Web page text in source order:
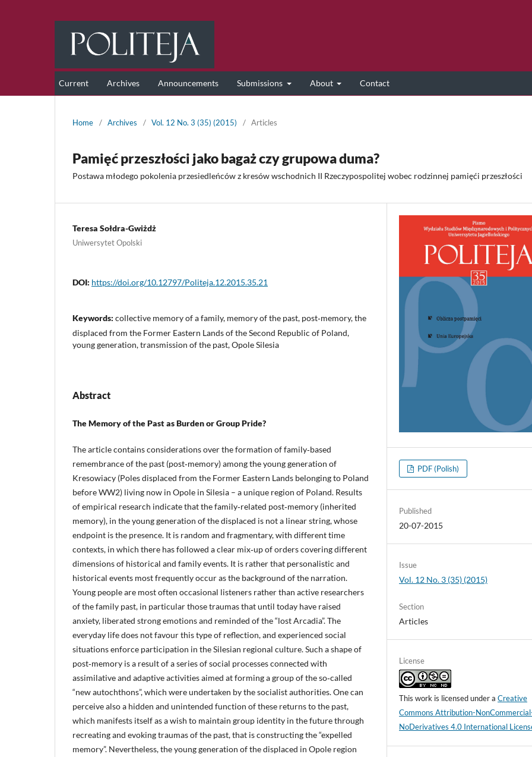
Current Archives Announcements Submissions About Contact
Home / Archives / Vol. 12 No. 3 (35) (2015) / Articles
Pamięć przeszłości jako bagaż czy grupowa duma?
Postawa młodego pokolenia przesiedleńców z kresów wschodnich II Rzeczypospolitej wobec rodzinnej pamięći przeszłości
Teresa Sołdra-Gwiżdż
Uniwersytet Opolski
DOI: https://doi.org/10.12797/Politeja.12.2015.35.21
Keywords: collective memory of a family, memory of the past, post‑memory, the
displaced from the Former Eastern Lands of the Second Republic of Poland,
young generation, transmission of the past, Opole Silesia
Abstract
The Memory of the Past as Burden or Group Pride?
The article contains considerations over the formation of family‑based
remembrance of the past (post‑memory) among the young generation of
Kresowiacy (Poles displaced from the Former Eastern Lands belonging to Poland
before WW2) living now in Opole in Silesia – a unique region of Poland. Results
of empirical research indicate that the family‑related post‑memory (inherited
memory), in the young generation of the displaced is not a linear string, whose
endpoint is the presence. It is random and fragmentary, with different time
contexts, in which there has followed a clear mix‑up of orders covering different
dimensions of historical and family events. It is rather that personalistic and
historical events most frequently occur as the background of the narration.
Young people are most often occasional listeners rather than active researchers
of the family past, in particular those traumas that until today have raised
anxiety, liberated strong emotions and reminded of the “lost Arcadia”. The
everyday life does not favour this type of reflection, and experienced social
situations enforce participation in the Silesian regional culture. Such a shape of
post‑memory is a result of a series of social processes connected with
assimilative and adaptive activities aimed at forming a group of the so‑called
“new autochthons”, which were undertaken by the socialist authorities. One can
perceive also a hidden and unintended function of these returns to the past,
which manifests itself as a wish to maintain group identity in the future through
recreating and evoking traumas of the past, that is constructing the “expelled
memory”. Nevertheless, the young generation of the displaced in Opole region
PDF (Polish)
Published
20-07-2015
Issue
Vol. 12 No. 3 (35) (2015)
Section
Articles
License
This work is licensed under aCreative
Commons Attribution-
NoDerivatives 4.0 International